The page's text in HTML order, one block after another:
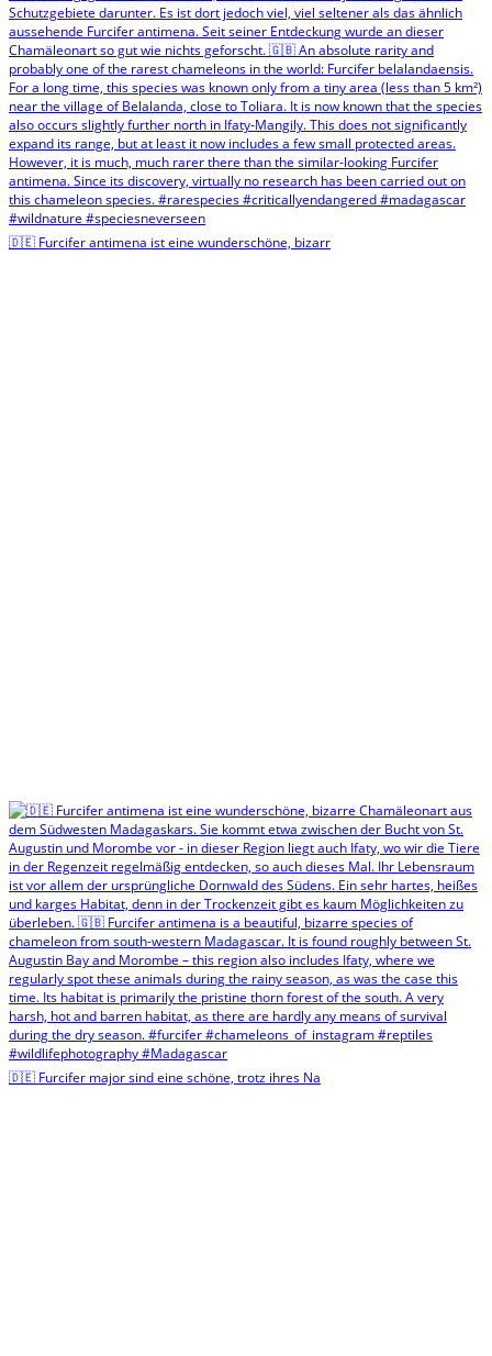
🇩🇪 Furcifer antimena ist eine wunderschöne, bizarr
🇩🇪 Furcifer major sind eine schöne, trotz ihres Na